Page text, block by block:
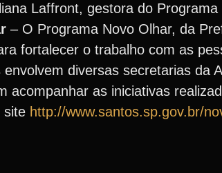
Laffront, gestora do Programa
– O Programa Novo Olhar, da
fortalecer o trabalho com as
diversas secretarias da
acompanhar as iniciativas
site http://www.santos.sp.gov.br/